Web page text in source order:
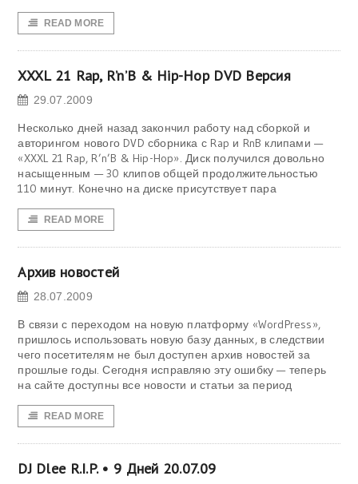
READ MORE
XXXL 21 Rap, R’n’B & Hip-Hop DVD Версия
29.07.2009
Несколько дней назад закончил работу над сборкой и
авторингом нового DVD сборника с Rap и RnB клипами —
«XXXL 21 Rap, R’n’B & Hip-Hop». Диск получился довольно
насыщенным — 30 клипов общей продолжительностью
110 минут. Конечно на диске присутствует пара
READ MORE
Архив новостей
28.07.2009
В связи с переходом на новую платформу «WordPress»,
пришлось использовать новую базу данных, в следствии
чего посетителям не был доступен архив новостей за
прошлые годы. Сегодня исправляю эту ошибку — теперь
на сайте доступны все новости и статьи за период
READ MORE
DJ Dlee R.I.P. • 9 Дней 20.07.09